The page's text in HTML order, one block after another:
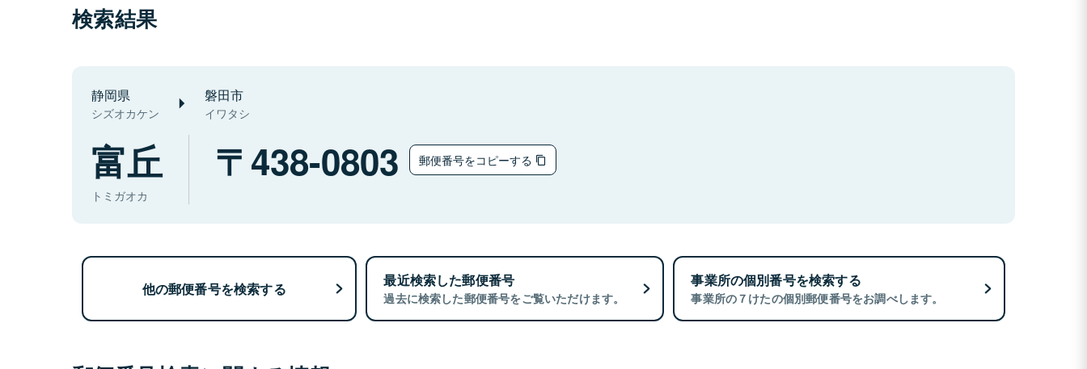
検索結果
静岡県
シズオカケン
磐田市
イワタシ
富丘
トミガオカ
438-0803 郵便番号をコピーする
他の郵便番号を検索する 最近検索した郵便番号
過去に検索した郵便番号をご覧いただけます。
事業所の個別番号を検索する
事業所の７けたの個別郵便番号をお調べします。